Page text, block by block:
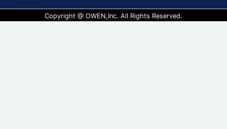
Copyright @ OWEN,Inc. All Rights Reserved.